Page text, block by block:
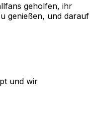
geholfen, ihr
genießen, und darauf
und wir